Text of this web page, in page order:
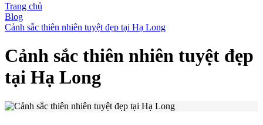
Trang chủ
Blog
Cảnh sắc thiên nhiên tuyệt đẹp tại Hạ Long
Cảnh sắc thiên nhiên tuyệt đẹp
tại Hạ Long